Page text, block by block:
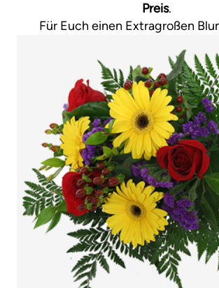
Preis.
Für Euch einen Extragroßen